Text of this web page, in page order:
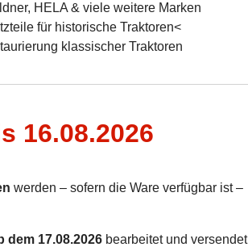
HELA & viele weitere Marken
für historische Traktoren<
klassischer Traktoren
16.08.2026
werden – sofern die Ware verfügbar ist –
dem 17.08.2026bearbeitet und versendet